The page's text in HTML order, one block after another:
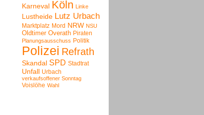
Karneval Köln Linke
Lustheide Lutz Urbach
Marktplatz Mord NRW NSU
Oldtimer Overath Piraten
Planungsausschuss Politik
Polizei Refrath
Skandal SPD Stadtrat
Unfall Urbach
verkaufsoffener Sonntag
Voislöhe Wahl